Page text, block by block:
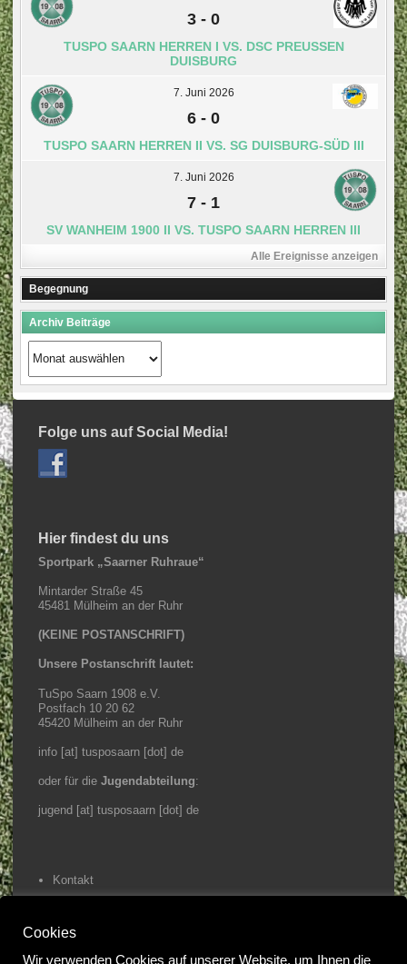
3 - 0
TUSPO SAARN HERREN I VS. DSC PREUSSEN D
UISBURG
7. Juni 2026
6 - 0
TUSPO SAARN HERREN II VS. SG DUISBURG-SÜD III
7. Juni 2026
7 - 1
SV WANHEIM 1900 II VS. TUSPO SAARN HERREN III
Alle Ereignisse anzeigen
Begegnung
Archiv Beiträge
Archiv
Beiträge
Folge uns auf Social Media!
Hier findest du uns
Sportpark „Saarner Ruhraue“
Mintarder Straße 45
45481 Mülheim an der Ruhr
(KEINE POSTANSCHRIFT)
Unsere Postanschrift lautet:
TuSpo Saarn 1908 e.V.
Postfach 10 20 62
45420 Mülheim an der Ruhr
info [at] tusposaarn [dot] de
oder für die Jugendabteilung:
jugend [at] tusposaarn [dot] de
Kontakt
Home
Cookies
Wir verwenden Cookies auf unserer Website, um Ihnen die